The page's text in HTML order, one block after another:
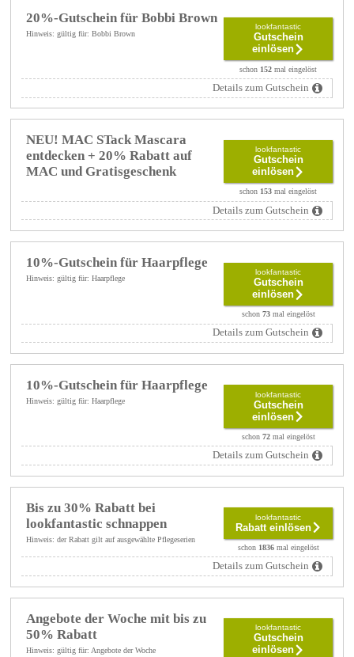
20%-Gutschein für Bobbi Brown
Hinweis: gültig für: Bobbi Brown
lookfantastic
Gutschein
einlösen
schon 152 mal eingelöst
Details zum Gutschein
NEU! MAC STack Mascara
entdecken + 20% Rabatt auf
MAC und Gratisgeschenk
lookfantastic
Gutschein
einlösen
schon 153 mal eingelöst
Details zum Gutschein
10%-Gutschein für Haarpflege
Hinweis: gültig für: Haarpflege
lookfantastic
Gutschein
einlösen
schon 73mal eingelöst
Details zum Gutschein
10%-Gutschein für Haarpflege
Hinweis: gültig für: Haarpflege
lookfantastic
Gutschein
einlösen
schon 72mal eingelöst
Details zum Gutschein
Bis zu 30% Rabatt bei
lookfantastic schnappen
Hinweis: der Rabatt gilt auf ausgewählte Pflegeserien
lookfantastic
Rabatt einlösen
schon 1836mal eingelöst
Details zum Gutschein
Angebote der Woche mit bis zu
50% Rabatt
Hinweis: gültig für: Angebote der Woche
lookfantastic
Gutschein
einlösen